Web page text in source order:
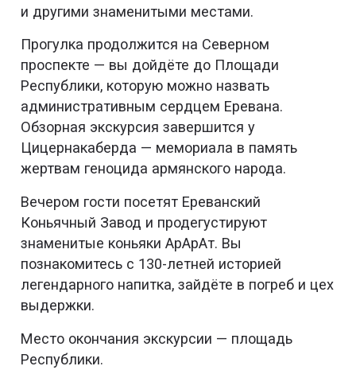
и другими знаменитыми местами.
Прогулка продолжится на Северном
проспекте — вы дойдёте до Площади
Республики, которую можно назвать
административным сердцем Еревана.
Обзорная экскурсия завершится у
Цицернакаберда — мемориала в память
жертвам геноцида армянского народа.
Вечером гости посетят Ереванский
Коньячный Завод и продегустируют
знаменитые коньяки АрАрАт. Вы
познакомитесь с 130-летней историей
легендарного напитка, зайдёте в погреб и цех
выдержки.
Место окончания экскурсии — площадь
Республики.